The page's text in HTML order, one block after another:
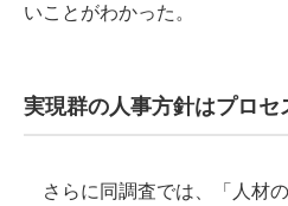
いことがわかった。
実現群の人事方針はプロ
さらに同調査では、「人材